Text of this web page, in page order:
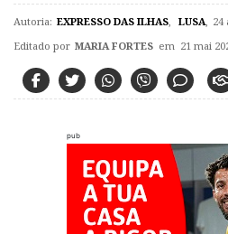
Autoria: EXPRESSO DAS ILHAS LUSA 24
Editado por MARIA FORTES em 21 mai
pub